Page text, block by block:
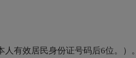
有效居民身份证号码后6位。）。